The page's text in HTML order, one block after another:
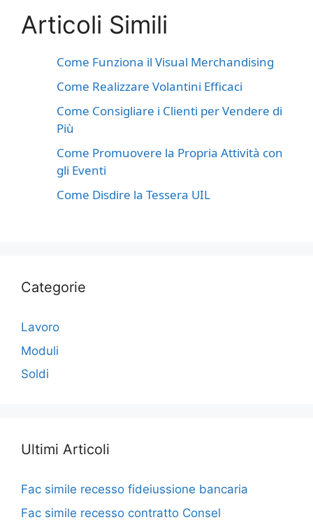
Articoli Simili
Come Funziona il Visual Merchandising
Come Realizzare Volantini Efficaci
Come Consigliare i Clienti per Vendere di
Più
Come Promuovere la Propria Attività con
gli Eventi
Come Disdire la Tessera UIL
Categorie
Lavoro
Moduli
Soldi
Ultimi Articoli
Fac simile recesso fideiussione bancaria​
Fac simile recesso contratto Consel​